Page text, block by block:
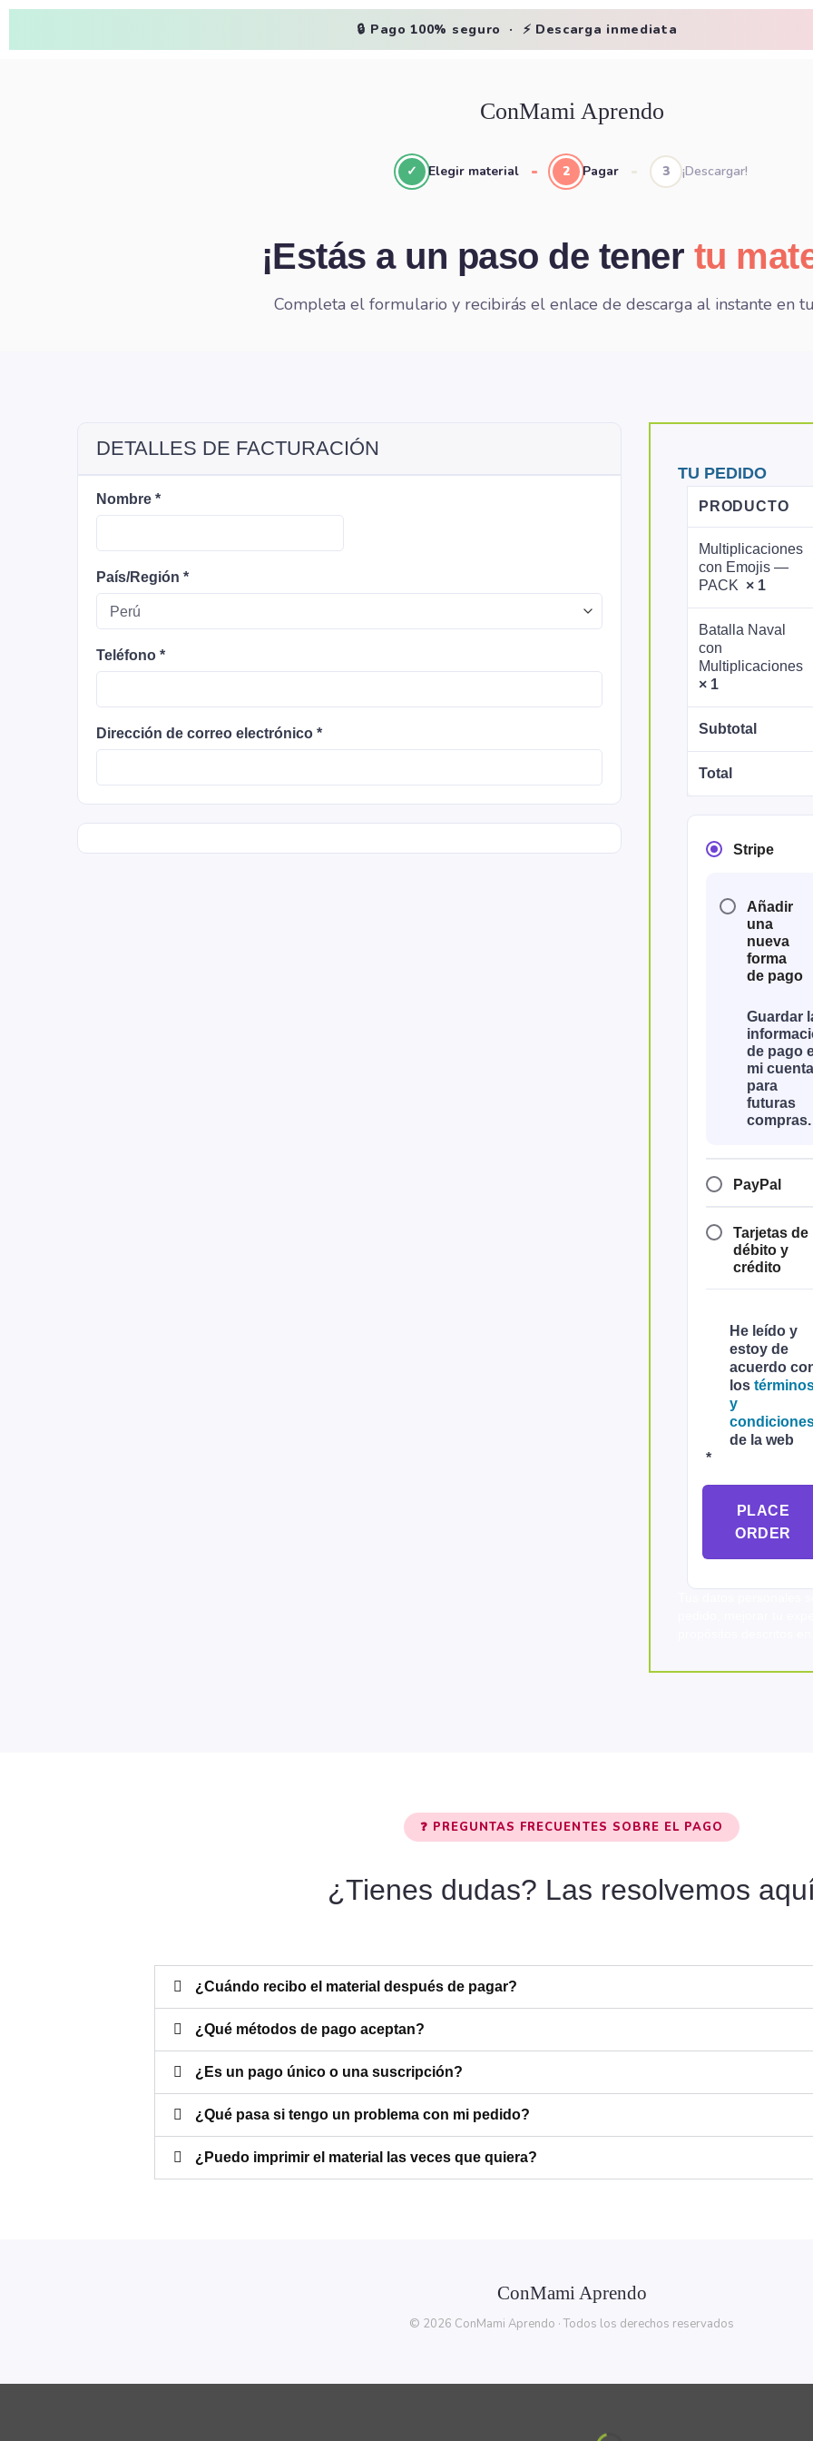
🔒 Pago 100% seguro · ⚡ Descarga inmediata
ConMami Aprendo
✓ Elegir material 2 Pagar 3 ¡Descargar!
¡Estás a un paso de tener tu
Completa el formulario y recibirás el enlace de descarga al instante en
DETALLES DE FACTURACIÓN
Nombre *
País/Región *
Teléfono *
Dirección de correo electrónico *
TU PEDIDO
PRODUCTO
Multiplicaciones
con Emojis —
PACK × 1
Batalla Naval
con
Multiplicaciones
× 1
Subtotal
Total
Stripe
Añadir
una
nueva
forma
de pago
Guardar
de pago
mi cuenta
para
futuras
compras.
PayPal
Tarjetas de
débito y
crédito
He leído y
estoy de
acuerdo
los
y
de la web
*
PLACE
ORDER
❓ PREGUNTAS FRECUENTES SOBRE EL PAGO
¿Tienes dudas? Las resolvemos
¿Cuándo recibo el material después de pagar?
¿Qué métodos de pago aceptan?
¿Es un pago único o una suscripción?
¿Qué pasa si tengo un problema con mi pedido?
¿Puedo imprimir el material las veces que quiera?
ConMami Aprendo
© 2026 ConMami Aprendo · Todos los derechos reservados